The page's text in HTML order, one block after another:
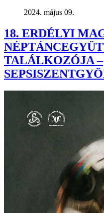
2024. május 09.
18. ERDÉLYI
TALÁLKOZÓJA –